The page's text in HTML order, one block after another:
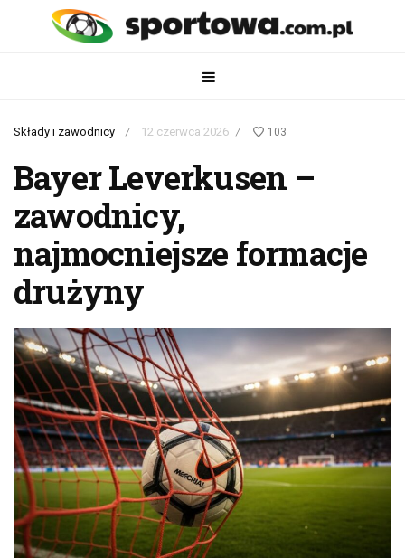
Składy i zawodnicy / 12 czerwca 2026 / 103
Bayer Leverkusen –
zawodnicy,
najmocniejsze formacje
drużyny